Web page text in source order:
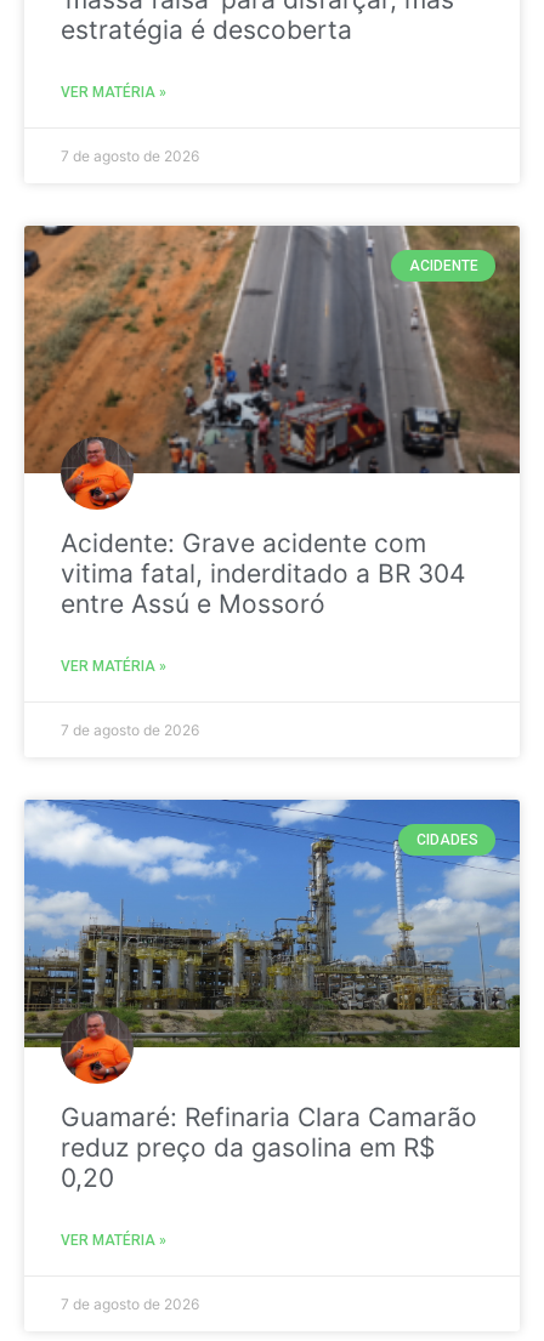
estratégia é descoberta
VER MATÉRIA »
7 de agosto de 2026
ACIDENTE
Acidente: Grave acidente com
vitima fatal, inderditado a BR 304
entre Assú e Mossoró
VER MATÉRIA »
7 de agosto de 2026
CIDADES
Guamaré: Refinaria Clara Camarão
reduz preço da gasolina em R$
0,20
VER MATÉRIA »
7 de agosto de 2026